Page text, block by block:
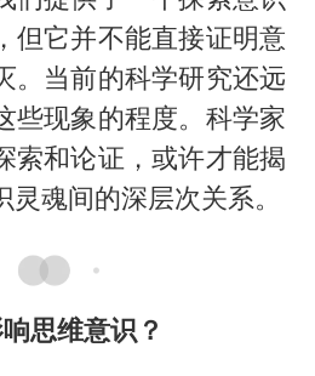
但它并不能直接证明意
。当前的科学研究还远
些现象的程度。科学家
索和论证，或许才能揭
魂间的深层次关系。
思维意识？